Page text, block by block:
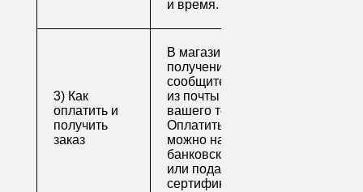
и время.
3) Как
оплатить и
получить
заказ
В магазине для
получения заказа
сообщите его номер
из почты или номер
вашего телефона.
Оплатить заказ
можно наличными,
банковской картой
или подарочным
сертификатом.